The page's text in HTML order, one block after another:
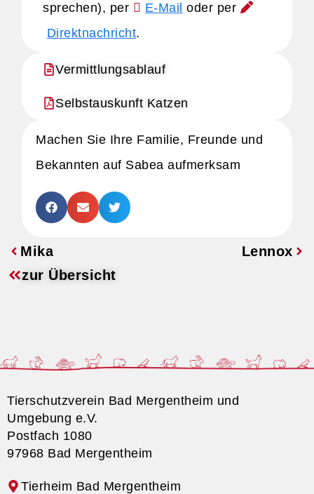
sprechen), per
E-Mail oder per
Direktnachricht.
Vermittlungsablauf
Selbstauskunft Katzen
Machen Sie Ihre Familie, Freunde und
Bekannten auf Sabea aufmerksam
Mika
Lennox
zur Übersicht
Tierschutzverein Bad Mergentheim und
Umgebung e.V.
Postfach 1080
97968 Bad Mergentheim
Tierheim Bad Mergentheim